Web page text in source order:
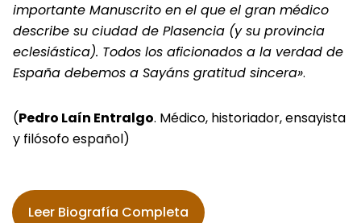
importante Manuscrito en el que el gran médico
describe su ciudad de Plasencia (y su provincia
eclesiástica). Todos los aficionados a la verdad de
España debemos a Sayáns gratitud sincera».
(Pedro Laín Entralgo. Médico, historiador, ensayista
y filósofo español)
Leer Biografía Completa